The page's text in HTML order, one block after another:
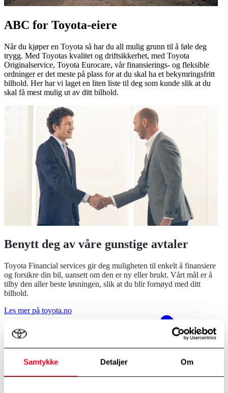
Samtykke Detaljer Om
ABC for Toyota-eiere
Når du kjøper en Toyota så har du all mulig grunn til å føle deg
trygg. Med Toyotas kvalitet og driftsikkerhet, med Toyota
Originalservice, Toyota Eurocare, vår finansierings- og fleksible
ordninger er det meste på plass for at du skal ha et bekymringsfritt
bilhold. Her har vi laget en liten liste til deg som kunde slik at du
skal få mest mulig ut av ditt bilhold.
Benytt deg av våre gunstige avtaler
Toyota Financial services gir deg muligheten til enkelt å finansiere
og forsikre din bil, uansett om den er ny eller brukt. Vårt mål er å
tilby den aller beste løsningen, slik at du blir fornøyd med ditt
bilhold.
Les mer på toyota.no